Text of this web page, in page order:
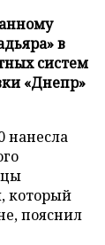
в
систем
«Днепр»
нанесла
который
пояснил